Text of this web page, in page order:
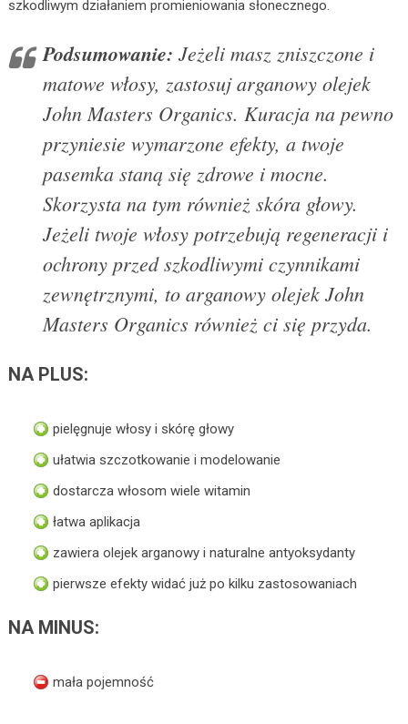
szkodliwym działaniem promieniowania słonecznego.
Podsumowanie: Jeżeli masz zniszczone i
matowe włosy, zastosuj arganowy olejek
John Masters Organics. Kuracja na pewno
przyniesie wymarzone efekty, a twoje
pasemka staną się zdrowe i mocne.
Skorzysta na tym również skóra głowy.
Jeżeli twoje włosy potrzebują regeneracji i
ochrony przed szkodliwymi czynnikami
zewnętrznymi, to arganowy olejek John
Masters Organics również ci się przyda.
NA PLUS:
pielęgnuje włosy i skórę głowy
ułatwia szczotkowanie i modelowanie
dostarcza włosom wiele witamin
łatwa aplikacja
zawiera olejek arganowy i naturalne antyoksydanty
pierwsze efekty widać już po kilku zastosowaniach
NA MINUS:
mała pojemność